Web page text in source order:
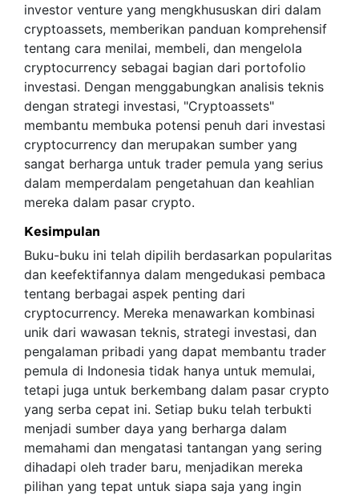
investor venture yang mengkhususkan diri dalam
cryptoassets, memberikan panduan komprehensif
tentang cara menilai, membeli, dan mengelola
cryptocurrency sebagai bagian dari portofolio
investasi. Dengan menggabungkan analisis teknis
dengan strategi investasi, "Cryptoassets"
membantu membuka potensi penuh dari investasi
cryptocurrency dan merupakan sumber yang
sangat berharga untuk trader pemula yang serius
dalam memperdalam pengetahuan dan keahlian
mereka dalam pasar crypto.
Kesimpulan
Buku-buku ini telah dipilih berdasarkan popularitas
dan keefektifannya dalam mengedukasi pembaca
tentang berbagai aspek penting dari
cryptocurrency. Mereka menawarkan kombinasi
unik dari wawasan teknis, strategi investasi, dan
pengalaman pribadi yang dapat membantu trader
pemula di Indonesia tidak hanya untuk memulai,
tetapi juga untuk berkembang dalam pasar crypto
yang serba cepat ini. Setiap buku telah terbukti
menjadi sumber daya yang berharga dalam
memahami dan mengatasi tantangan yang sering
dihadapi oleh trader baru, menjadikan mereka
pilihan yang tepat untuk siapa saja yang ingin